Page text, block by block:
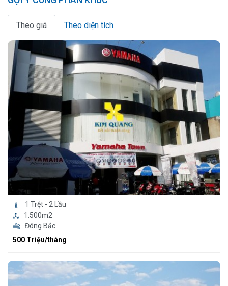
Theo giá Theo diện tích
1 Trệt - 2 Lầu
1.500m2
Đông Bắc
500 Triệu/tháng